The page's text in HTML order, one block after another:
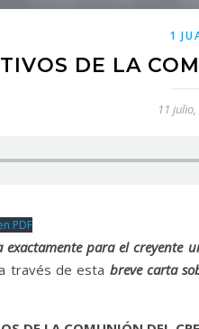
1
DE LA
11
PDF
exactamente para el creyente
través de esta breve carta